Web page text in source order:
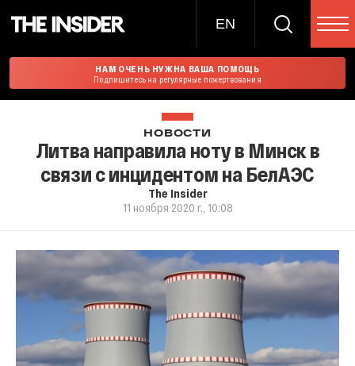
EN
НАМ ОЧЕНЬ НУЖНА ВАША ПОМОЩЬ
Подпишитесь на регулярные пожертвования
НОВОСТИ
Литва направила ноту в Минск в
связи с инцидентом на БелАЭС
The Insider
11 ноября 2020 г., 10:08